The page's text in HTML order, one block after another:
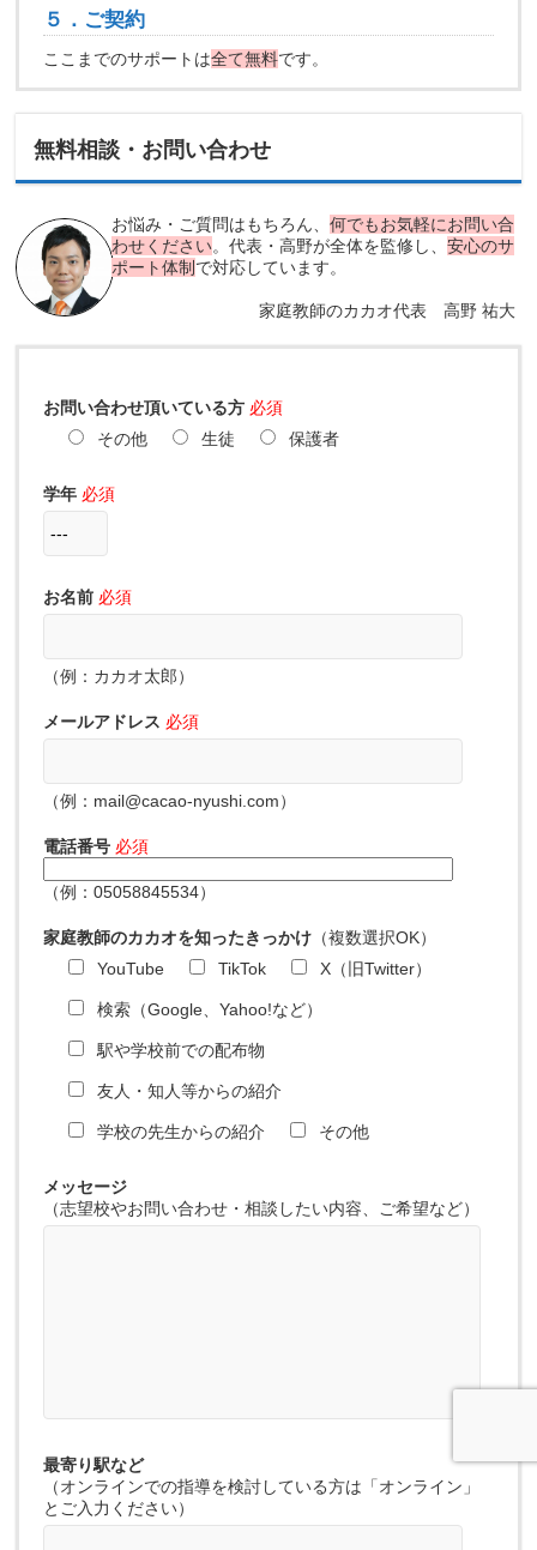
５．ご契約
ここまでのサポートは全て無料です。
無料相談・お問い合わせ
お悩み・ご質問はもちろん、何でもお気軽にお問い合
わせください。代表・高野が全体を監修し、安心のサ
ポート体制 で対応しています。
家庭教師のカカオ代表 高野 祐大
お問い合わせ頂いている方 必須
その他
生徒 保護者
学年 必須
お名前 必須
（例：カカオ太郎）
メールアドレス 必須
（例：mail@cacao-nyushi.com）
電話番号 必須
（例：05058845534）
家庭教師のカカオを知ったきっかけ （複数選択OK）
YouTube
TikTok X（旧Twitter）
検索（Google、Yahoo!など）
駅や学校前での配布物
友人・知人等からの紹介
学校の先生からの紹介 その他
メッセージ
（志望校やお問い合わせ・相談したい内容、ご希望など）
最寄り駅など
（オンラインでの指導を検討している方は「オンライン」
とご入力ください）